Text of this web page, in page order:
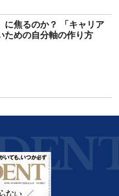
に焦るのか？ 「キャリア
ための自分軸の作り方